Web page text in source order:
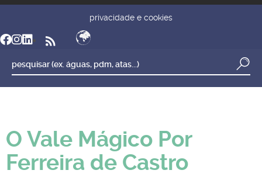
privacidade e cookies
O Vale Mágico Por
Ferreira de Castro